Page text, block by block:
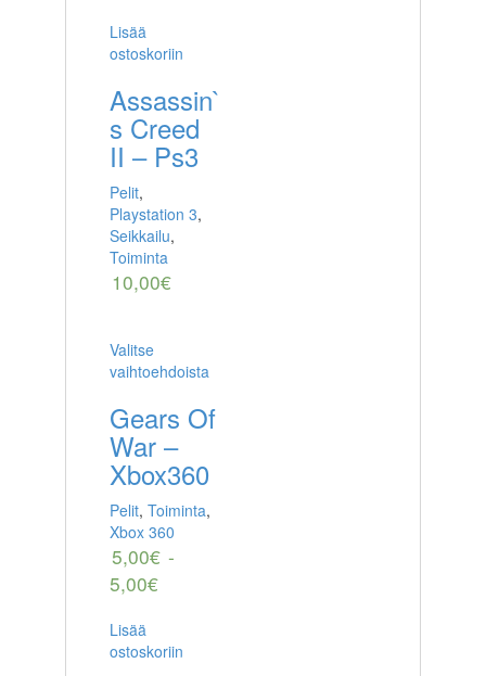
Lisää
ostoskoriin
Assassin`
s Creed
II – Ps3
Pelit,
Playstation 3,
Seikkailu,
Toiminta
10,00€
Valitse
vaihtoehdoista
Gears Of
War –
Xbox360
Pelit, Toiminta,
Xbox 360
5,00€ -
5,00€
Lisää
ostoskoriin